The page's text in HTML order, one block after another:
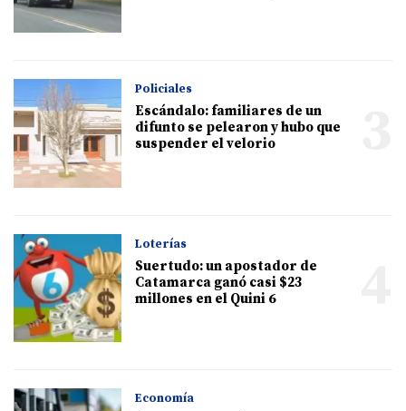
Policiales
Escándalo: familiares de un
difunto se pelearon y hubo que
suspender el velorio
Loterías
Suertudo: un apostador de
Catamarca ganó casi $23
millones en el Quini 6
Economía